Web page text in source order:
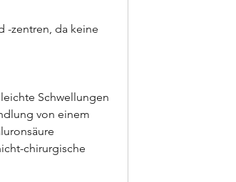
-zentren, da keine
Schwellungen
von einem
chirurgische